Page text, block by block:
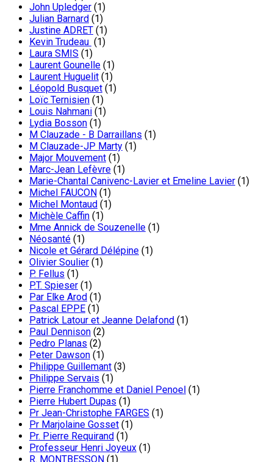
John Upledger (1)
Julian Barnard (1)
Justine ADRET (1)
Kevin Trudeau (1)
Laura SMIS (1)
Laurent Gounelle (1)
Laurent Huguelit (1)
Léopold Busquet (1)
Loïc Ternisien (1)
Louis Nahmani (1)
Lydia Bosson (1)
M Clauzade - B Darraillans (1)
M Clauzade-JP Marty (1)
Major Mouvement (1)
Marc-Jean Lefèvre (1)
Marie-Chantal Canivenc-Lavier et Emeline Lavier (1)
Michel FAUCON (1)
Michel Montaud (1)
Michèle Caffin (1)
Mme Annick de Souzenelle (1)
Néosanté (1)
Nicole et Gérard Délépine (1)
Olivier Soulier (1)
P. Fellus (1)
P.T. Spieser (1)
Par Elke Arod (1)
Pascal EPPE (1)
Patrick Latour et Jeanne Delafond (1)
Paul Dennison (2)
Pedro Planas (2)
Peter Dawson (1)
Philippe Guillemant (3)
Philippe Servais (1)
Pierre Franchomme et Daniel Penoel (1)
Pierre Hubert Dupas (1)
Pr Jean-Christophe FARGES (1)
Pr Marjolaine Gosset (1)
Pr. Pierre Requirand (1)
Professeur Henri Joyeux (1)
R. MONTBESSON (1)